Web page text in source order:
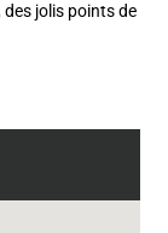
jolis points de